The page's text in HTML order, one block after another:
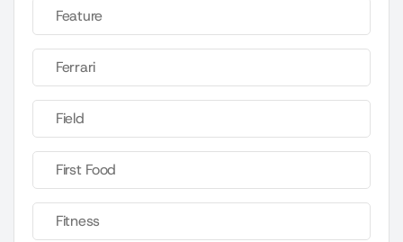
Feature
Ferrari
Field
First Food
Fitness